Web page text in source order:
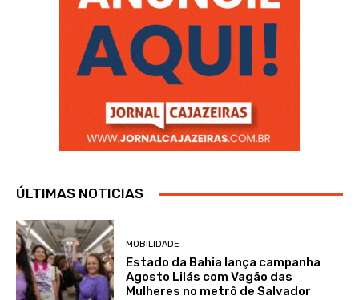
ÚLTIMAS NOTICIAS
MOBILIDADE
Estado da Bahia lança campanha
Agosto Lilás com Vagão das
Mulheres no metrô de Salvador